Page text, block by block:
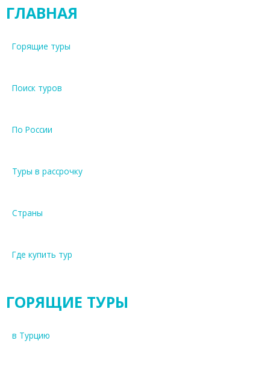
ГЛАВНАЯ
Горящие туры
Поиск туров
По России
Туры в рассрочку
Страны
Где купить тур
ГОРЯЩИЕ ТУРЫ
в Турцию